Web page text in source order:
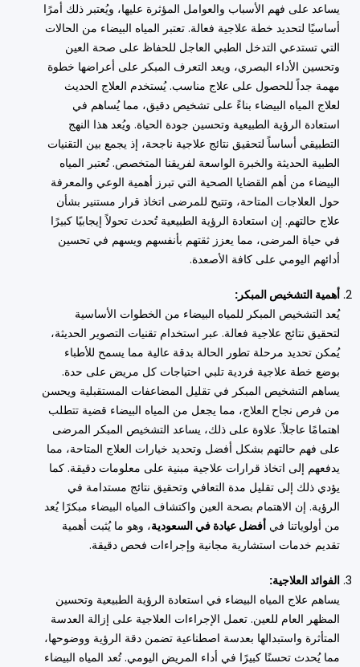
يساعد على فهم الأسباب والعوامل المؤثرة عليها، ويُعتبر ذلك أمرًا
أساسيًا لتحديد خطة علاجية فعالة. تعتبر المياه البيضاء من الحالات
التي تستدعي التدخل الطبي العاجل للحفاظ على صحة العين
وتحسين الأداء البصري، ويعد التعرف المبكر على أعراضها خطوة
مهمة جداً للحصول على علاج مناسب. يُستخدم العلاج الحديث
لعلاج المياه البيضاء بناءً على تشخيص دقيق، مما يُساهم في
استعادة الرؤية الطبيعية وتحسين جودة الحياة. ويُعد هذا النهج
التطبيقي أساساً لتحقيق نتائج علاجية ناجحة، إذ يجمع بين التقنيات
الطبية الحديثة والخبرة الواسعة لفريقنا المتخصص. تُعتبر المياه
البيضاء من أهم القضايا الصحية التي تبرز أهمية الوعي والمعرفة
حول العلاجات المتاحة، وتتيح للمرضى اتخاذ قرار مستنير بشأن
علاج حالتهم. إن استعادة الرؤية الطبيعية تُحدث تحولاً إيجابيًا كبيرًا
في حياة المرضى، مما يعزز ثقتهم بأنفسهم ويسهم في تحسين
أدائهم اليومي على كافة الأصعدة.
أهمية التشخيص المبكر:
يُعد التشخيص المبكر للمياه البيضاء من الخطوات الأساسية
لتحقيق نتائج علاجية فعالة. عبر استخدام تقنيات التصوير الحديثة،
يُمكن تحديد مرحلة تطور الحالة بدقة عالية مما يسمح للأطباء
بوضع خطة علاجية فردية تلبي احتياجات كل مريض على حدة.
يساهم التشخيص المبكر في تقليل المضاعفات المستقبلية ويحسن
من فرص نجاح العلاج، مما يجعل من المياه البيضاء قضية تتطلب
اهتمامًا عاجلاً. علاوة على ذلك، يساعد التشخيص المبكر المرضى
على فهم حالتهم بشكل أفضل وتحديد خيارات العلاج المتاحة، مما
يدفعهم إلى اتخاذ قرارات علاجية مبنية على معلومات دقيقة. كما
يؤدي ذلك إلى تقليل مدة التعافي وتحقيق نتائج مستدامة في
الرؤية. إن الاهتمام بصحة العين واكتشاف المياه البيضاء مبكرًا يُعد
من أولوياتنا في أفضل عيادة في السعودية، وهو ما يُثبت أهمية
تقديم خدمات استشارية مجانية وإجراءات فحص دقيقة.
الفوائد العلاجية:
يساهم علاج المياه البيضاء في استعادة الرؤية الطبيعية وتحسين
المظهر العام للعين. تعمل الإجراءات العلاجية على إزالة العدسة
المتأثرة واستبدالها بعدسة اصطناعية تضمن دقة الرؤية ووضوحها،
مما يُحدث تحسنًا كبيرًا في أداء المريض اليومي. تُعد المياه البيضاء